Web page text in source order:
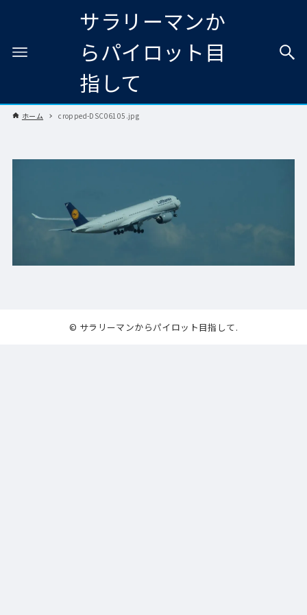
サラリーマンか
らパイロット目
指して
ホーム cropped-DSC06105.jpg
© サラリーマンからパイロット目指して.